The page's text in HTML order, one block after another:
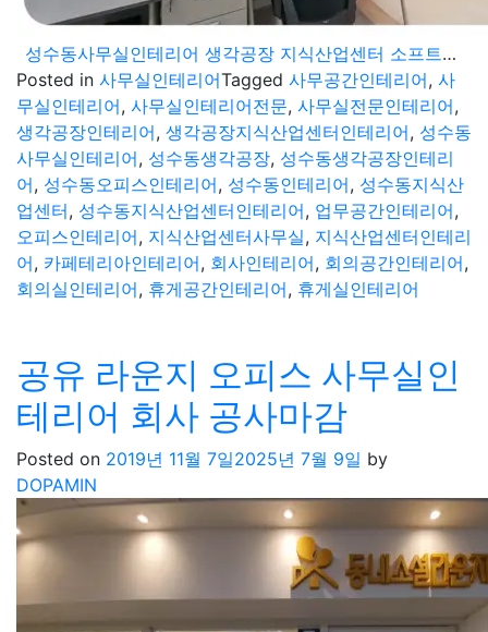
성수동사무실인테리어 생각공장 지식산업센터 소프트웨어 회사 오피스 시공현장
Posted in 사무실인테리어Tagged 사무공간인테리어, 사
무실인테리어, 사무실인테리어전문, 사무실전문인테리어,
생각공장인테리어, 생각공장지식산업센터인테리어, 성수동
사무실인테리어, 성수동생각공장, 성수동생각공장인테리
어, 성수동오피스인테리어, 성수동인테리어, 성수동지식산
업센터, 성수동지식산업센터인테리어, 업무공간인테리어,
오피스인테리어, 지식산업센터사무실, 지식산업센터인테리
어, 카페테리아인테리어, 회사인테리어, 회의공간인테리어,
회의실인테리어, 휴게공간인테리어, 휴게실인테리어
공유 라운지 오피스 사무실인
테리어 회사 공사마감
Posted on 2019년 11월 7일2025년 7월 9일 by
DOPAMIN